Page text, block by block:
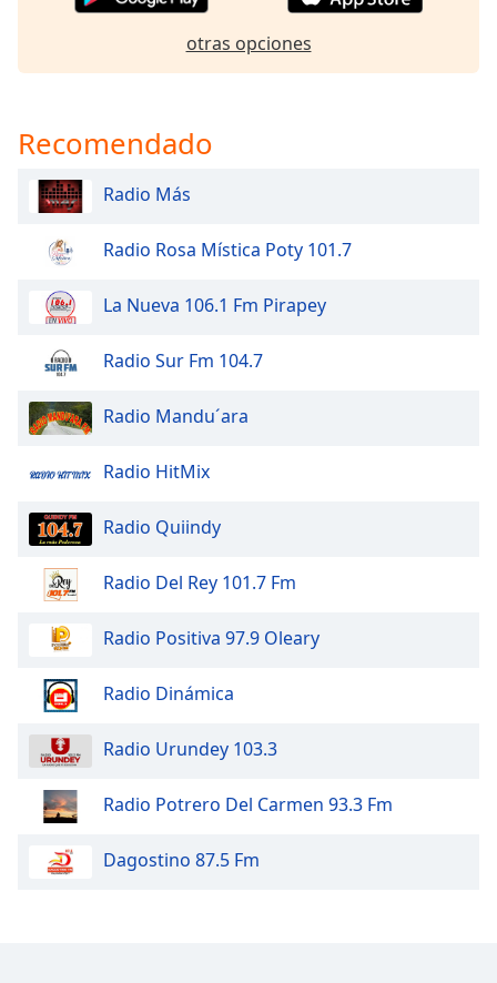
Escape
and
window.
Opacity
Text
Color
Opacity
Caption
Background
Opacity
otras opciones
Recomendado
Radio Más
Radio Rosa Mística Poty 101.7
La Nueva 106.1 Fm Pirapey
Radio Sur Fm 104.7
Radio Mandu´ara
Radio HitMix
Radio Quiindy
Radio Del Rey 101.7 Fm
Radio Positiva 97.9 Oleary
Radio Dinámica
Radio Urundey 103.3
Radio Potrero Del Carmen 93.3 Fm
Dagostino 87.5 Fm